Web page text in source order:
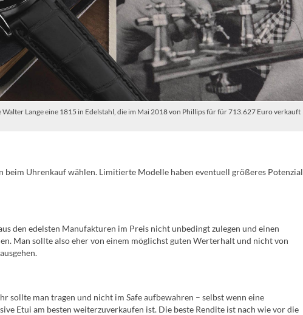
Walter Lange eine 1815 in Edelstahl, die im Mai 2018 von Phillips für für 713.627 Euro verkauft
beim Uhrenkauf wählen. Limitierte Modelle haben eventuell größeres Potenzial
den edelsten Manufakturen im Preis nicht unbedingt zulegen und einen
Man sollte also eher von einem möglichst guten Werterhalt und nicht von
sollte man tragen und nicht im Safe aufbewahren – selbst wenn eine
Etui am besten weiterzuverkaufen ist. Die beste Rendite ist nach wie vor die